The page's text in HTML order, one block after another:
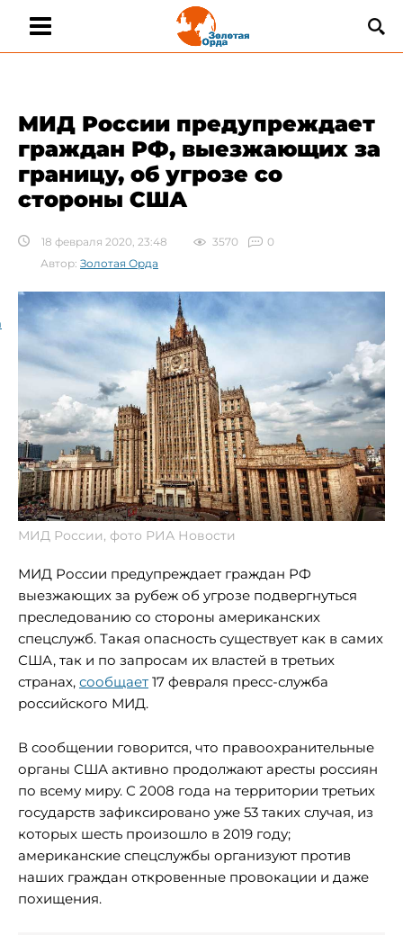
МИД России предупреждает
граждан РФ, выезжающих за
границу, об угрозе со
стороны США
18 февраля 2020, 23:48 3570
0
Автор: Золотая Орда
МИД России, фото РИА Новости
МИД России предупреждает граждан РФ
выезжающих за рубеж об угрозе подвергнуться
преследованию со стороны американских
спецслужб. Такая опасность существует как в самих
США, так и по запросам их властей в третьих
странах, сообщает 17 февраля пресс-служба
российского МИД.
В сообщении говорится, что правоохранительные
органы США активно продолжают аресты россиян
по всему миру. С 2008 года на территории третьих
государств зафиксировано уже 53 таких случая, из
которых шесть произошло в 2019 году;
американские спецслужбы организуют против
наших граждан откровенные провокации и даже
похищения.